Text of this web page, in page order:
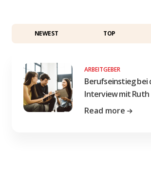
NEWEST TOP
ARBEITGEBER
Berufseinstieg bei
Interview mit Ruth
Read more